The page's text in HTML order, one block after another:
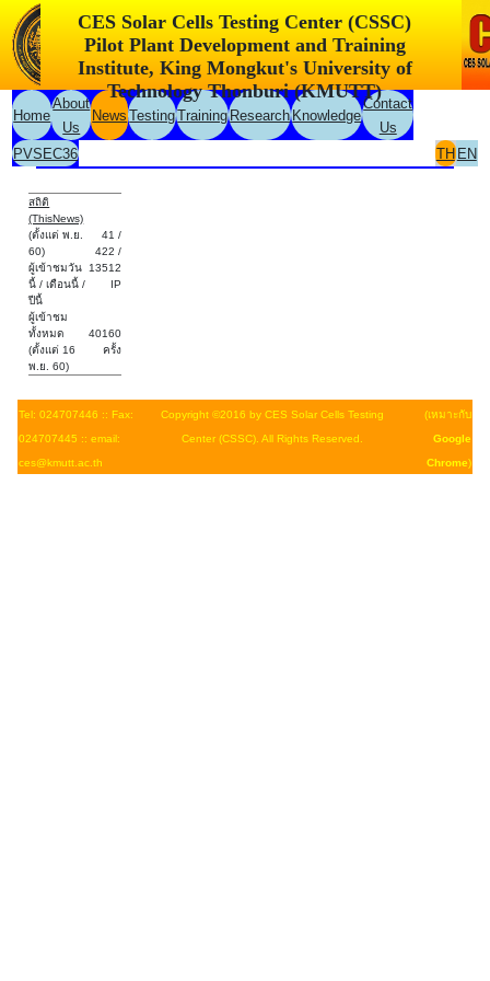
CES Solar Cells Testing Center (CSSC)
Pilot Plant Development and Training
Institute, King Mongkut's University of
Technology Thonburi (KMUTT)
Home
About
Us
News TestingTraining Research Knowledge
Contact
Us
PVSEC36
TH EN
สถิติ
(ThisNews)
(ตั้งแต่ พ.ย.
60)
ผู้เข้าชมวัน
นี้ / เดือนนี้ /
ปีนี้
41 /
422 /
13512
IP
ผู้เข้าชม
ทั้งหมด
(ตั้งแต่ 16
พ.ย. 60)
40160
ครั้ง
Tel: 024707446 :: Fax:
024707445 :: email:
ces@kmutt.ac.th
Copyright ©2016 by CES Solar Cells Testing
Center (CSSC). All Rights Reserved.
(เหมาะกับ
Google
Chrome)